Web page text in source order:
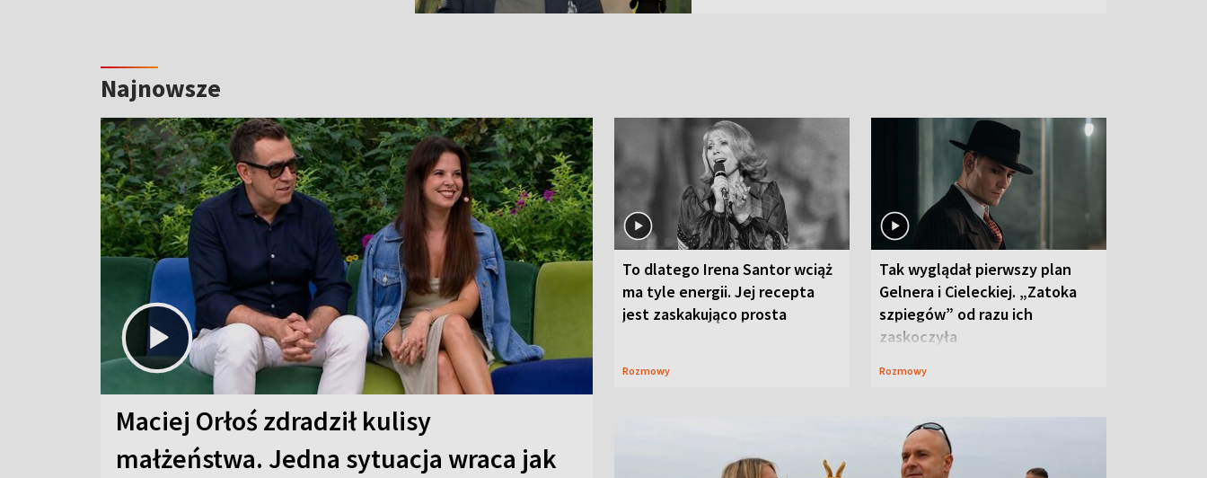
Najnowsze
Maciej Orłoś zdradził kulisy
małżeństwa. Jedna sytuacja wraca jak
To dlatego Irena Santor wciąż
ma tyle energii. Jej recepta
jest zaskakująco prosta
Rozmowy
Tak wyglądał pierwszy plan
Gelnera i Cieleckiej. „Zatoka
szpiegów” od razu ich
zaskoczyła
Rozmowy